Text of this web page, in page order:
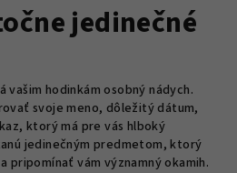
jedinečné
vašim hodinkám osobný nádych.
svoje meno, dôležitý dátum,
ktorý má pre vás hlboký
jedinečným predmetom, ktorý
pripomínať vám významný okamih.